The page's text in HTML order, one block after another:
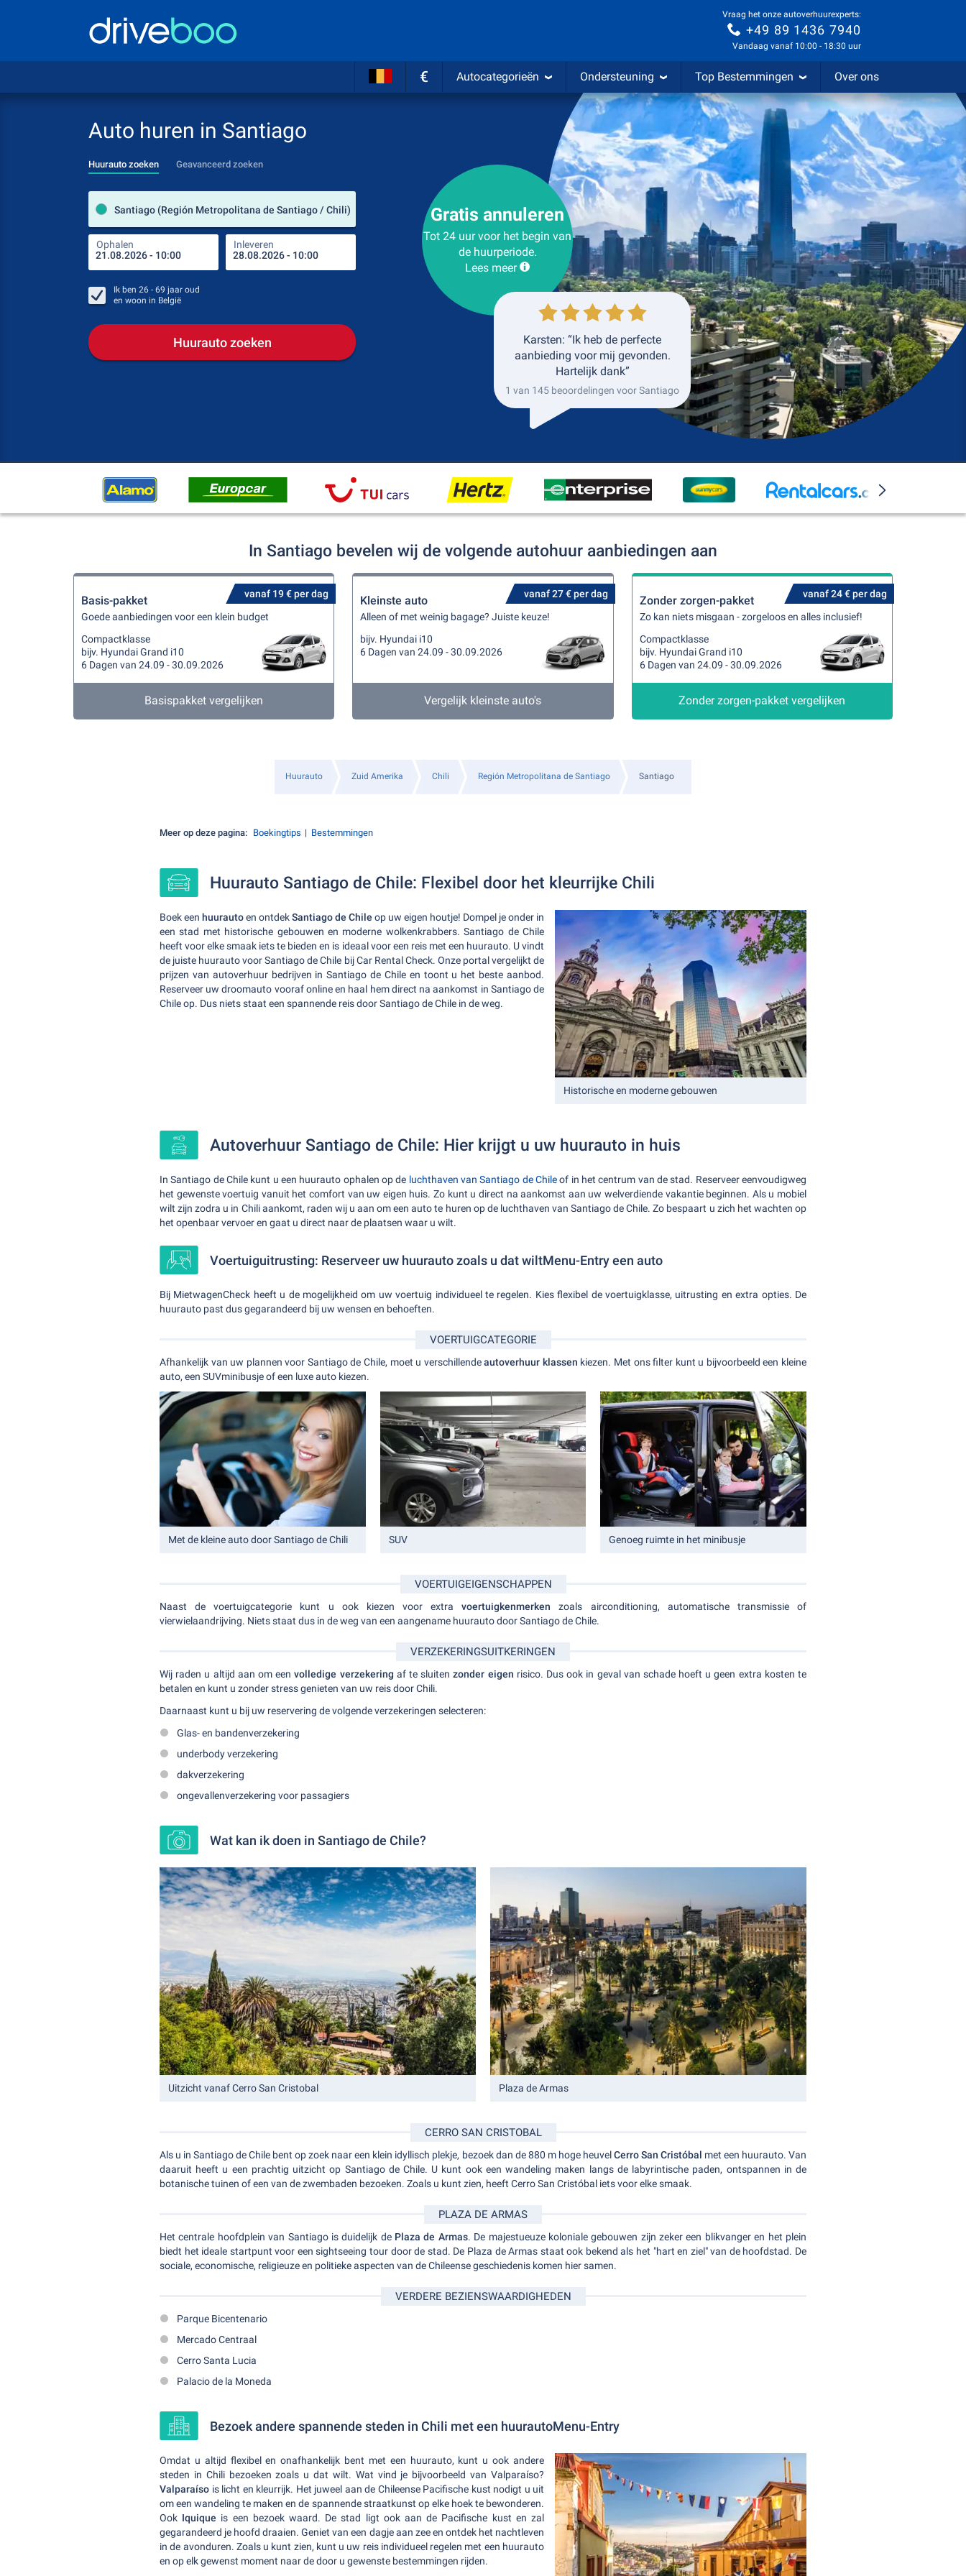
Vraag het onze autoverhuurexperts:
+49 89 1436 7940
Vandaag vanaf 10:00 - 18:30 uur
€ Autocategorieën Ondersteuning Top Bestemmingen Over ons
Auto huren in Santiago
Huurauto zoeken Geavanceerd zoeken
Santiago (Región Metropolitana de Santiago / Chili)
Ophalen Inleveren Plaats voor teruggave
Ik ben 26 - 69 jaar oud
en woon in België
Huurauto zoeken
Gratis annuleren
Tot 24 uur voor het begin van
de huurperiode.
Lees meer
Karsten: “Ik heb de perfecte
aanbieding voor mij gevonden.
Hartelijk dank”
1 van 145 beoordelingen voor Santiago
In Santiago bevelen wij de volgende autohuur aanbiedingen aan
vanaf 19 € per dag
Basis-pakket
Goede aanbiedingen voor een klein budget
Compactklasse
bijv. Hyundai Grand i10
6 Dagen van 24.09 - 30.09.2026
Basispakket vergelijken
vanaf 27 € per dag
Kleinste auto
Alleen of met weinig bagage? Juiste keuze!
bijv. Hyundai i10
6 Dagen van 24.09 - 30.09.2026
Vergelijk kleinste auto's
vanaf 24 € per dag
Zonder zorgen-pakket
Zo kan niets misgaan - zorgeloos en alles inclusief!
Compactklasse
bijv. Hyundai Grand i10
6 Dagen van 24.09 - 30.09.2026
Zonder zorgen-pakket vergelijken
Huurauto Zuid Amerika Chili Región Metropolitana de Santiago Santiago
Meer op deze pagina: Boekingtips Bestemmingen
Huurauto Santiago de Chile: Flexibel door het kleurrijke Chili
Historische en moderne gebouwen
Boek een huurautoen ontdekSantiago de Chile op uw eigen houtje! Dompel je onder in
een stad met historische gebouwen en moderne wolkenkrabbers. Santiago de Chile
heeft voor elke smaak iets te bieden en is ideaal voor een reis met een huurauto. U vindt
de juiste huurauto voor Santiago de Chile bij Car Rental Check. Onze portal vergelijkt de
prijzen van autoverhuur bedrijven in Santiago de Chile en toont u het beste aanbod.
Reserveer uw droomauto vooraf online en haal hem direct na aankomst in Santiago de
Chile op. Dus niets staat een spannende reis door Santiago de Chile in de weg.
Autoverhuur Santiago de Chile: Hier krijgt u uw huurauto in huis
In Santiago de Chile kunt u een huurauto ophalen op de luchthaven van Santiago de Chileof in het centrum van de stad. Reserveer eenvoudigweg
het gewenste voertuig vanuit het comfort van uw eigen huis. Zo kunt u direct na aankomst aan uw welverdiende vakantie beginnen. Als u mobiel
wilt zijn zodra u in Chili aankomt, raden wij u aan om een auto te huren op de luchthaven van Santiago de Chile. Zo bespaart u zich het wachten op
het openbaar vervoer en gaat u direct naar de plaatsen waar u wilt.
Voertuiguitrusting: Reserveer uw huurauto zoals u dat wiltMenu-Entry een auto
Bij MietwagenCheck heeft u de mogelijkheid om uw voertuig individueel te regelen. Kies flexibel de voertuigklasse, uitrusting en extra opties. De
huurauto past dus gegarandeerd bij uw wensen en behoeften.
VOERTUIGCATEGORIE
Afhankelijk van uw plannen voor Santiago de Chile, moet u verschillendeautoverhuur klassen kiezen. Met ons filter kunt u bijvoorbeeld een kleine
auto, een SUVminibusje of een luxe auto kiezen.
Met de kleine auto door Santiago de Chili SUV Genoeg ruimte in het minibusje
VOERTUIGEIGENSCHAPPEN
Naast de voertuigcategorie kunt u ook kiezen voor extravoertuigkenmerken zoals airconditioning, automatische transmissie of
vierwielaandrijving. Niets staat dus in de weg van een aangename huurauto door Santiago de Chile.
VERZEKERINGSUITKERINGEN
Wij raden u altijd aan om eenvolledige verzekering af te sluitenzonder eigen risico. Dus ook in geval van schade hoeft u geen extra kosten te
betalen en kunt u zonder stress genieten van uw reis door Chili.
Daarnaast kunt u bij uw reservering de volgende verzekeringen selecteren:
Glas- en bandenverzekering
underbody verzekering
dakverzekering
ongevallenverzekering voor passagiers
Wat kan ik doen in Santiago de Chile?
Uitzicht vanaf Cerro San Cristobal Plaza de Armas
CERRO SAN CRISTOBAL
Als u in Santiago de Chile bent op zoek naar een klein idyllisch plekje, bezoek dan de 880 m hoge heuvelCerro San Cristóbal met een huurauto. Van
daaruit heeft u een prachtig uitzicht op Santiago de Chile. U kunt ook een wandeling maken langs de labyrintische paden, ontspannen in de
botanische tuinen of een van de zwembaden bezoeken. Zoals u kunt zien, heeft Cerro San Cristóbal iets voor elke smaak.
PLAZA DE ARMAS
Het centrale hoofdplein van Santiago is duidelijk de Plaza de Armas. De majestueuze koloniale gebouwen zijn zeker een blikvanger en het plein
biedt het ideale startpunt voor een sightseeing tour door de stad. De Plaza de Armas staat ook bekend als het "hart en ziel" van de hoofdstad. De
sociale, economische, religieuze en politieke aspecten van de Chileense geschiedenis komen hier samen.
VERDERE BEZIENSWAARDIGHEDEN
Parque Bicentenario
Mercado Centraal
Cerro Santa Lucia
Palacio de la Moneda
Bezoek andere spannende steden in Chili met een huurautoMenu-Entry
Omdat u altijd flexibel en onafhankelijk bent met een huurauto, kunt u ook andere
steden in Chili bezoeken zoals u dat wilt. Wat vind je bijvoorbeeld van Valparaíso?
Valparaíso is licht en kleurrijk. Het juweel aan de Chileense Pacifische kust nodigt u uit
om een wandeling te maken en de spannende straatkunst op elke hoek te bewonderen.
Ook Iquique is een bezoek waard. De stad ligt ook aan de Pacifische kust en zal
gegarandeerd je hoofd draaien. Geniet van een dagje aan zee en ontdek het nachtleven
in de avonduren. Zoals u kunt zien, kunt u uw reis individueel regelen met een huurauto
en op elk gewenst moment naar de door u gewenste bestemmingen rijden.